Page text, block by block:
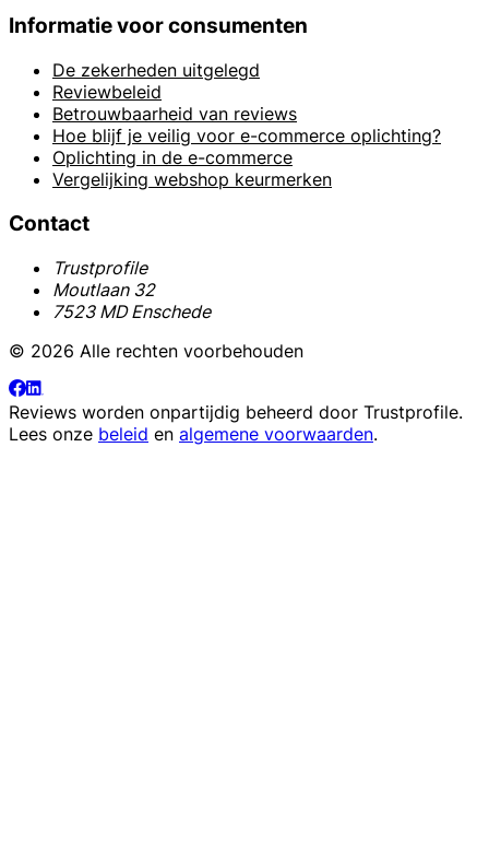
Informatie voor consumenten
De zekerheden uitgelegd
Reviewbeleid
Betrouwbaarheid van reviews
Hoe blijf je veilig voor e-commerce oplichting?
Oplichting in de e-commerce
Vergelijking webshop keurmerken
Contact
Trustprofile
Moutlaan 32
7523 MD Enschede
© 2026 Alle rechten voorbehouden
Reviews worden onpartijdig beheerd door Trustprofile.
Lees onze beleid en algemene voorwaarden.